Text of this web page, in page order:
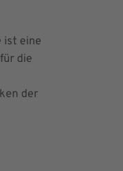
ist eine
die
der